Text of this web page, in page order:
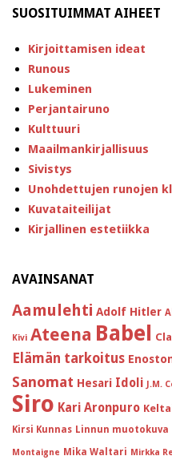
SUOSITUIMMAT AIHEET
Kirjoittamisen ideat
Runous
Lukeminen
Perjantairuno
Kulttuuri
Maailmankirjallisuus
Sivistys
Unohdettujen runojen
Kuvataiteilijat
Kirjallinen estetiikka
AVAINSANAT
Aamulehti Adolf Hitler
Kivi Ateena Babel
Elämän tarkoitus
Sanomat Hesari Idoli J.M.
Siro Kari Aronpuro
Kirsi Kunnas Linnun muotokuva
Montaigne Mika Waltari Mirkka